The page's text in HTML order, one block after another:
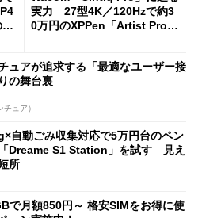
実力 27型4K／120Hzで約3
0万円のXPPen「Artist Pro 2
ュアが追求する「最適なユーザー接
の舞台裏
ュア）
自動ごみ収集対応で5万円台のペン
Dreame S1 Station」を試す 見え
所
で月額850円～ 格安SIMをお得に使